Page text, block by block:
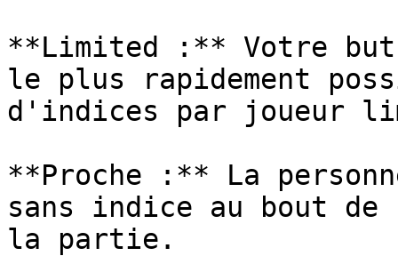
**Limited :** Votre
le plus rapidement
d'indices par joueur
**Proche :** La
sans indice au bout de
la partie.